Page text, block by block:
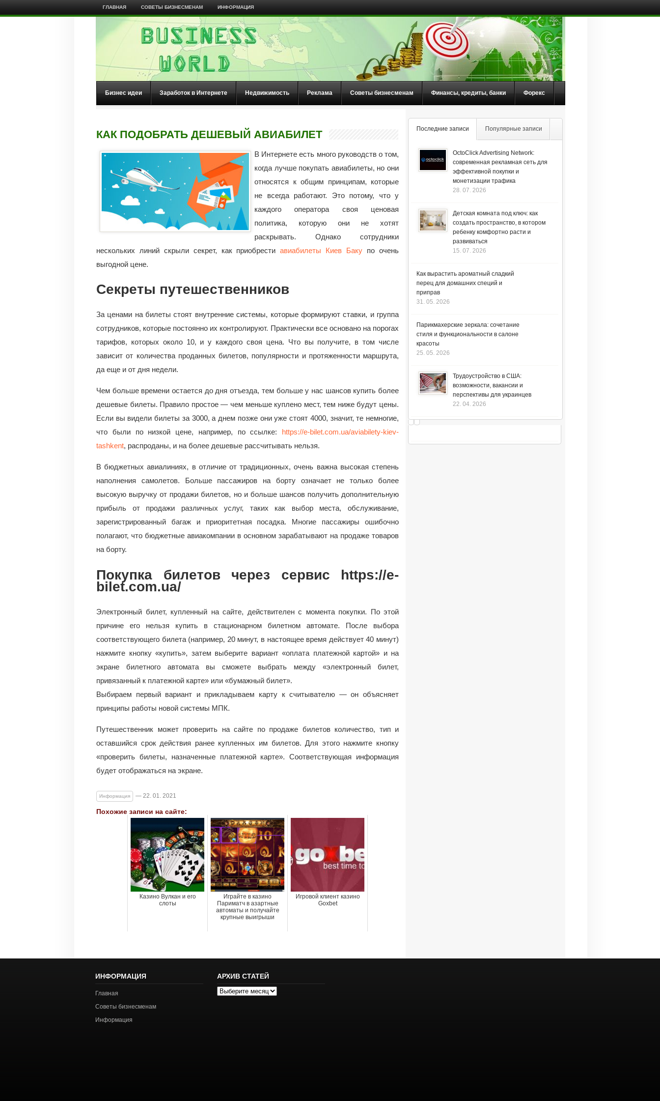
ГЛАВНАЯ СОВЕТЫ БИЗНЕСМЕНАМ ИНФОРМАЦИЯ
Бизнес идеи Заработок в Интернете Недвижимость Реклама Советы бизнесменам Финансы, кредиты, банки Форекс
КАК ПОДОБРАТЬ ДЕШЕВЫЙ АВИАБИЛЕТ
В Интернете есть много руководств о том,
когда лучше покупать авиабилеты, но они
относятся к общим принципам, которые
не всегда работают. Это потому, что у
каждого оператора своя ценовая
политика, которую они не хотят
раскрывать. Однако сотрудники
нескольких линий скрыли секрет, как приобрестиавиабилеты Киев Баку по очень
выгодной цене.
Секреты путешественников
За ценами на билеты стоят внутренние системы, которые формируют ставки, и группа
сотрудников, которые постоянно их контролируют. Практически все основано на порогах
тарифов, которых около 10, и у каждого своя цена. Что вы получите, в том числе
зависит от количества проданных билетов, популярности и протяженности маршрута,
да еще и от дня недели.
Чем больше времени остается до дня отъезда, тем больше у нас шансов купить более
дешевые билеты. Правило простое — чем меньше куплено мест, тем ниже будут цены.
Если вы видели билеты за 3000, а днем позже они уже стоят 4000, значит, те немногие,
что были по низкой цене, например, по ссылке: https://e-bilet.com.ua/aviabilety-kiev-
tashkent, распроданы, и на более дешевые рассчитывать нельзя.
В бюджетных авиалиниях, в отличие от традиционных, очень важна высокая степень
наполнения самолетов. Больше пассажиров на борту означает не только более
высокую выручку от продажи билетов, но и больше шансов получить дополнительную
прибыль от продажи различных услуг, таких как выбор места, обслуживание,
зарегистрированный багаж и приоритетная посадка. Многие пассажиры ошибочно
полагают, что бюджетные авиакомпании в основном зарабатывают на продаже товаров
на борту.
Покупка билетов через сервис https://e-
bilet.com.ua/
Электронный билет, купленный на сайте, действителен с момента покупки. По этой
причине его нельзя купить в стационарном билетном автомате. После выбора
соответствующего билета (например, 20 минут, в настоящее время действует 40 минут)
нажмите кнопку «купить», затем выберите вариант «оплата платежной картой» и на
экране билетного автомата вы сможете выбрать между «электронный билет,
привязанный к платежной карте» или «бумажный билет».
Выбираем первый вариант и прикладываем карту к считывателю — он объясняет
принципы работы новой системы МПК.
Путешественник может проверить на сайте по продаже билетов количество, тип и
оставшийся срок действия ранее купленных им билетов. Для этого нажмите кнопку
«проверить билеты, назначенные платежной карте». Соответствующая информация
будет отображаться на экране.
Информация — 22. 01. 2021
Похожие записи на сайте:
Казино Вулкан и его
слоты
Играйте в казино
Париматч в азартные
автоматы и получайте
крупные выигрыши
Игровой клиент казино
Goxbet
Последние записи Популярные записи
OctoClick Advertising Network:
современная рекламная сеть для
эффективной покупки и
монетизации трафика
28. 07. 2026
Детская комната под ключ: как
создать пространство, в котором
ребенку комфортно расти и
развиваться
15. 07. 2026
Как вырастить ароматный сладкий
перец для домашних специй и
приправ
31. 05. 2026
Парикмахерские зеркала: сочетание
стиля и функциональности в салоне
красоты
25. 05. 2026
Трудоустройство в США:
возможности, вакансии и
перспективы для украинцев
22. 04. 2026
ИНФОРМАЦИЯ
Главная
Советы бизнесменам
Информация
АРХИВ СТАТЕЙ
Архив